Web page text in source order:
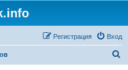
Вход
Регистрация